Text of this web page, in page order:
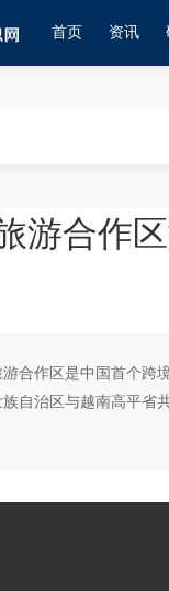
首页 资讯
游合作
合作区是中国首个跨
自治区与越南高平